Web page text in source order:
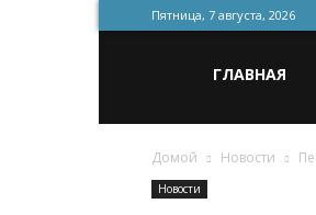
Пятница, 7 августа, 2026
для
ГЛАВНАЯ
Домой Новости
Новости